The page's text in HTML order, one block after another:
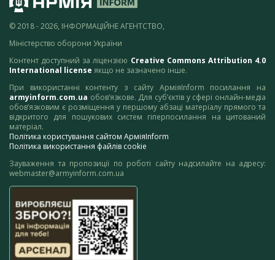
© 2018 - 2026, ІНФОРМАЦІЙНЕ АГЕНТСТВО,
Міністерство оборони України
Контент доступний за ліцензією Creative Commons Attribution 4.0
International license якщо не зазначено інше.
При використанні контенту з сайту АрміяInform посилання на
armyinform.com.ua обов’язкове. Для суб’єктів у сфері онлайн-медіа
обов’язковим є розміщення у першому абзаці матеріалу прямого та
відкритого для пошукових систем гіперпосилання на цитований
матеріал.
Політика користування сайтом АрміяInform
Політика використання файлів cookie
Зауваження та пропозиції по роботі сайту надсилайте на адресу:
webmaster@armyinform.com.ua